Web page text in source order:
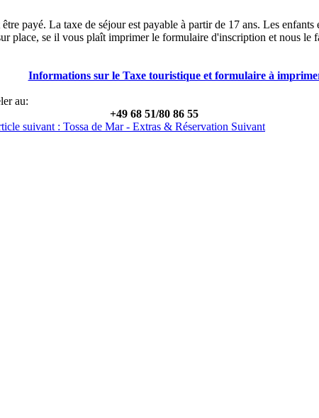
payé. La taxe de séjour est payable à partir de 17 ans. Les enfants
place, se il vous plaît imprimer le formulaire d'inscription et nous
Informations sur le Taxe touristique et formulaire à
au:
+49 68 51/80 86 55
suivant : Tossa de Mar - Extras & Réservation Suivant